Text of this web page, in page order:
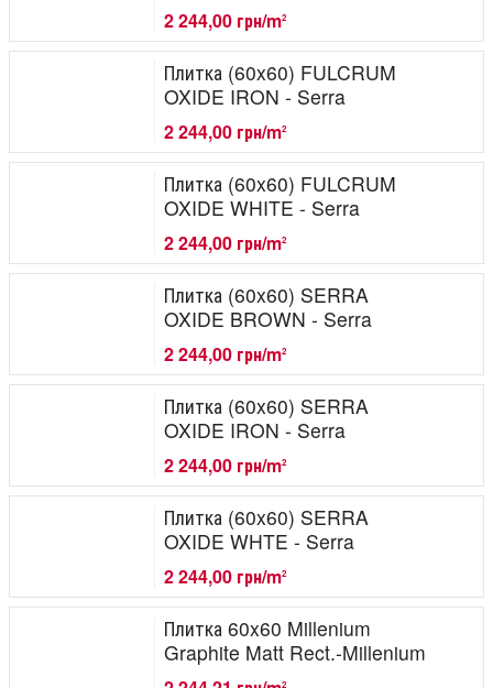
2 244,00 грн/m2
Плитка (60x60) FULCRUM
OXIDE IRON - Serra
2 244,00 грн/m2
Плитка (60x60) FULCRUM
OXIDE WHITE - Serra
2 244,00 грн/m2
Плитка (60x60) SERRA
OXIDE BROWN - Serra
2 244,00 грн/m2
Плитка (60x60) SERRA
OXIDE IRON - Serra
2 244,00 грн/m2
Плитка (60x60) SERRA
OXIDE WHTE - Serra
2 244,00 грн/m2
Плитка 60x60 Millenium
Graphite Matt Rect.-Millenium
2